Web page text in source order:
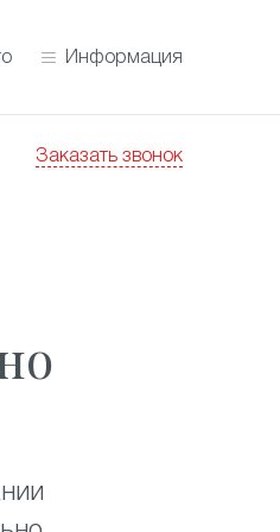
Информация
Заказать звонок